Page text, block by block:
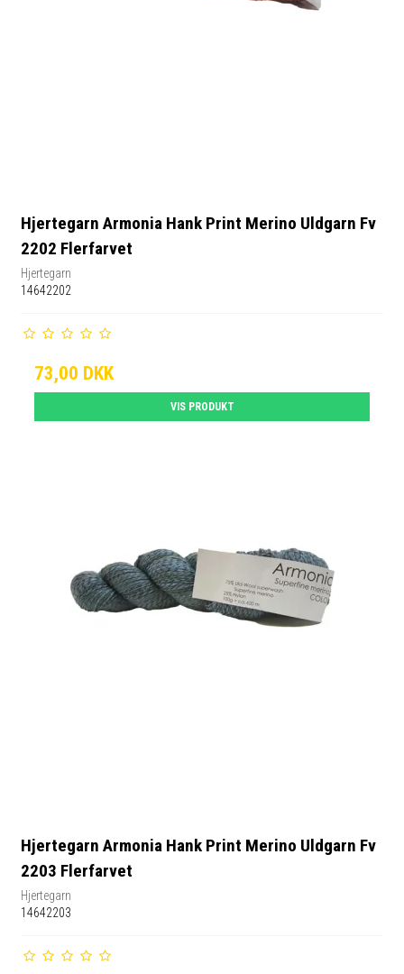
Hjertegarn Armonia Hank Print Merino Uldgarn Fv
2202 Flerfarvet
Hjertegarn
14642202
73,00 DKK
VIS PRODUKT
Hjertegarn Armonia Hank Print Merino Uldgarn Fv
2203 Flerfarvet
Hjertegarn
14642203